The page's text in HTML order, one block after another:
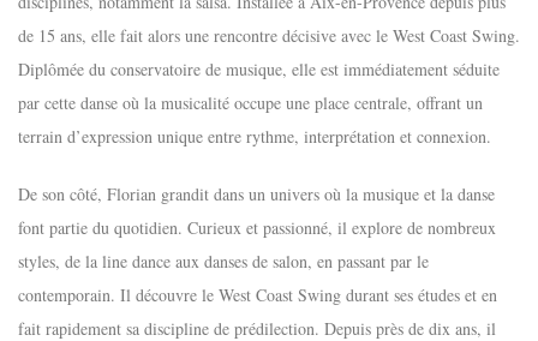
de 15 ans, elle fait alors une rencontre décisive avec le West Coast Swing.
Diplômée du conservatoire de musique, elle est immédiatement séduite
par cette danse où la musicalité occupe une place centrale, offrant un
terrain d’expression unique entre rythme, interprétation et connexion.
De son côté, Florian grandit dans un univers où la musique et la danse
font partie du quotidien. Curieux et passionné, il explore de nombreux
styles, de la line dance aux danses de salon, en passant par le
contemporain. Il découvre le West Coast Swing durant ses études et en
fait rapidement sa discipline de prédilection. Depuis près de dix ans, il